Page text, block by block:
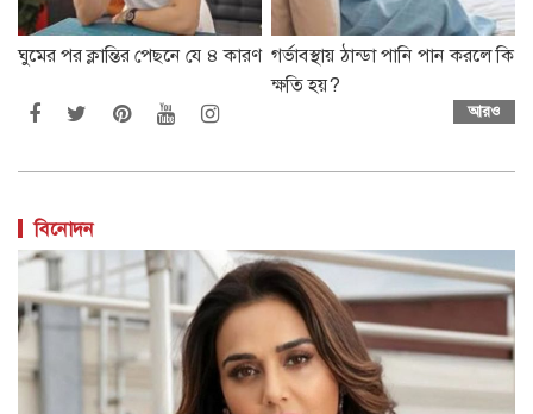
ঘুমের পর ক্লান্তির পেছনে যে ৪ কারণ গর্ভাবস্থায় ঠান্ডা পানি পান করলে কি
ক্ষতি হয়?
আরও
বিনোদন